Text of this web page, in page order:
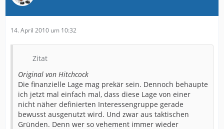
14. April 2010 um 10:32
Zitat
Original von Hitchcock
Die finanzielle Lage mag prekär sein. Dennoch behaupte
ich jetzt mal einfach mal, dass diese Lage von einer
nicht näher definierten Interessengruppe gerade
bewusst ausgenutzt wird. Und zwar aus taktischen
Gründen. Denn wer so vehement immer wieder